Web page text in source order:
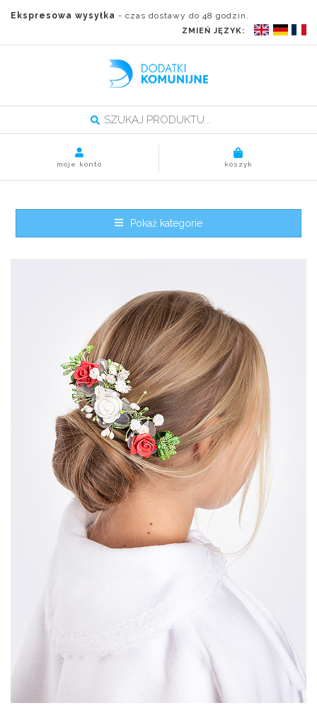
Ekspresowa wysyłka - czas dostawy do 48 godzin.
ZMIEŃ JĘZYK:
koszyk
moje konto
Pokaż kategorie